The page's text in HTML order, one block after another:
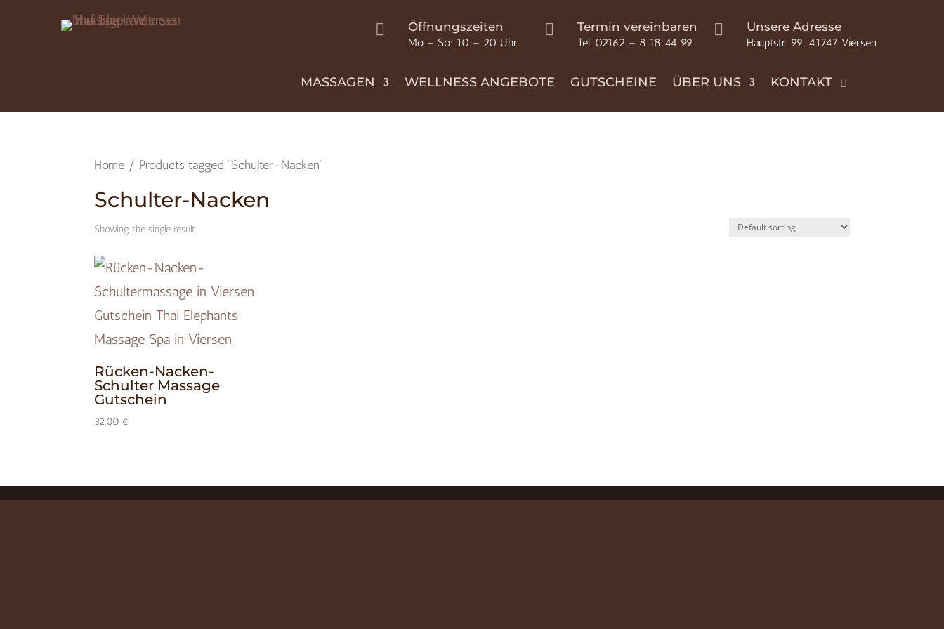
 Öffnungszeiten
Mo – So: 10 – 20 Uhr
 Termin vereinbaren
Tel. 02162 – 8 18 44 99
 Unsere Adresse
Hauptstr. 99, 41747 Viersen
MASSAGEN WELLNESS ANGEBOTE GUTSCHEINE ÜBER UNS KONTAKT
Home / Products tagged “Schulter-Nacken”
Schulter-Nacken
Showing the single result
Rücken-Nacken-
Schulter Massage
Gutschein
32,00 €